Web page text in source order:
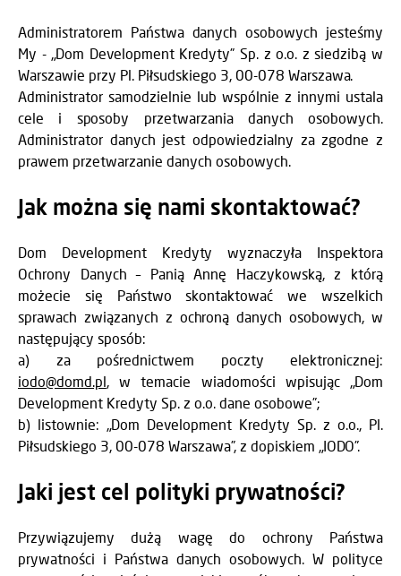
Administratorem Państwa danych osobowych jesteśmy
My - „Dom Development Kredyty” Sp. z o.o. z siedzibą w
Warszawie przy Pl. Piłsudskiego 3, 00-078 Warszawa.
Administrator samodzielnie lub wspólnie z innymi ustala
cele i sposoby przetwarzania danych osobowych.
Administrator danych jest odpowiedzialny za zgodne z
prawem przetwarzanie danych osobowych.
Jak można się nami skontaktować?
Dom Development Kredyty wyznaczyła Inspektora
Ochrony Danych – Panią Annę Haczykowską, z którą
możecie się Państwo skontaktować we wszelkich
sprawach związanych z ochroną danych osobowych, w
następujący sposób:
a) za pośrednictwem poczty elektronicznej:
iodo@domd.pl, w temacie wiadomości wpisując „Dom
Development Kredyty Sp. z o.o. dane osobowe”;
b) listownie: „Dom Development Kredyty Sp. z o.o., Pl.
Piłsudskiego 3, 00-078 Warszawa”, z dopiskiem „IODO”.
Jaki jest cel polityki prywatności?
Przywiązujemy dużą wagę do ochrony Państwa
prywatności i Państwa danych osobowych. W polityce